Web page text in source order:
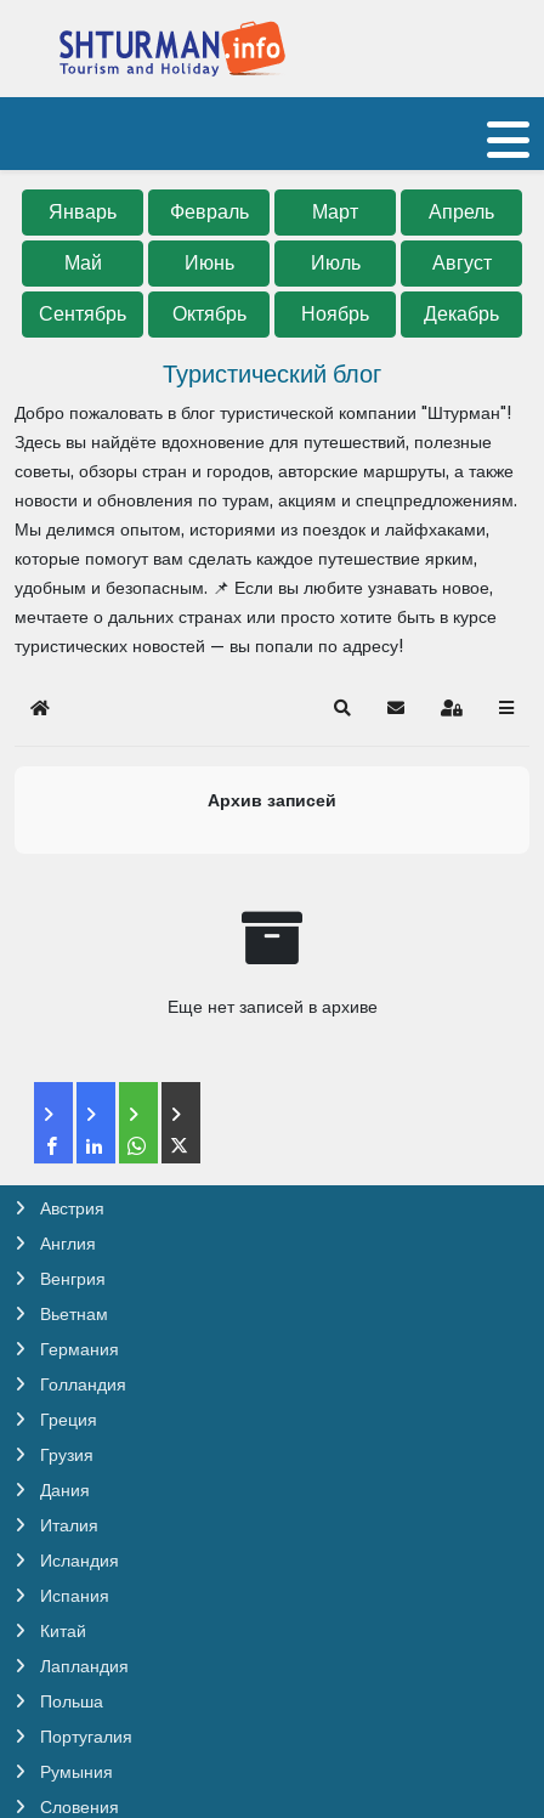
Январь Февраль Март Апрель
Май Июнь Июль Август
Сентябрь Октябрь Ноябрь Декабрь
Туристический блог
Добро пожаловать в блог туристической компании "Штурман"!
Здесь вы найдёте вдохновение для путешествий, полезные
советы, обзоры стран и городов, авторские маршруты, а также
новости и обновления по турам, акциям и спецпредложениям.
Мы делимся опытом, историями из поездок и лайфхаками,
которые помогут вам сделать каждое путешествие ярким,
удобным и безопасным. 📌 Если вы любите узнавать новое,
мечтаете о дальних странах или просто хотите быть в курсе
туристических новостей — вы попали по адресу!
Home SearchПодписаться на
Sign In
Архив записей
Еще нет записей в архиве
Австрия
Англия
Венгрия
Вьетнам
Германия
Голландия
Греция
Грузия
Дания
Италия
Исландия
Испания
Китай
Лапландия
Польша
Португалия
Румыния
Словения